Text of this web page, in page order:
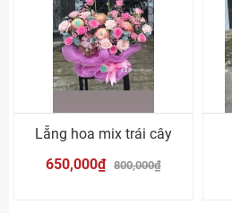
Lẵng hoa mix trái cây
650,000₫ 800,000₫